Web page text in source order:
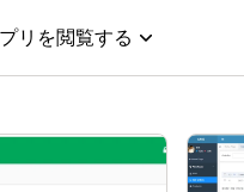
リを閲覧する